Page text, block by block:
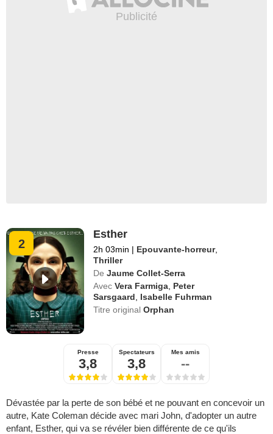
2
Esther
2h 03min | Epouvante-horreur,
Thriller
De Jaume Collet-Serra
Avec Vera Farmiga Peter
Sarsgaard
Isabelle Fuhrman
Titre originalOrphan
Presse
3,8
Spectateurs
3,8
Mes amis
--
Dévastée par la perte de son bébé et ne pouvant en concevoir un
autre, Kate Coleman décide avec mari John, d'adopter un autre
enfant, Esther, qui va se révéler bien différente de ce qu'ils